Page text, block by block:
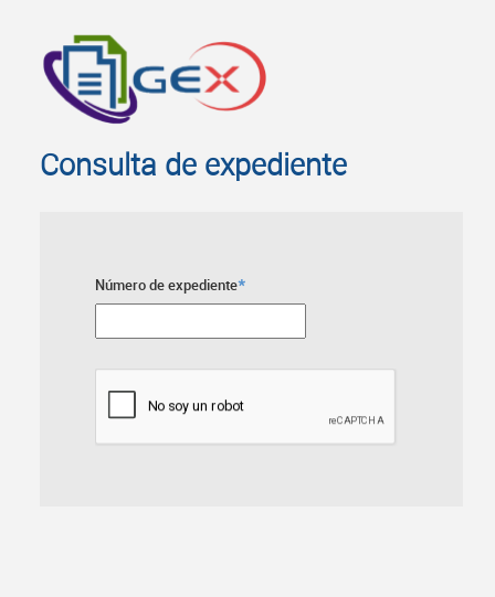
Consulta de expediente
Número de expediente*